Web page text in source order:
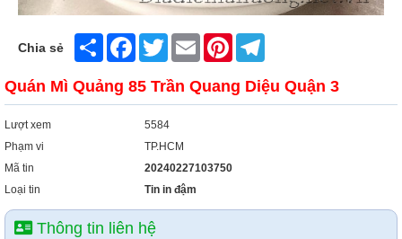
Chia sẻ Share FacebookTwitter Email Pinterest
Quán Mì Quảng 85 Trần Quang Diệu Quận 3
Lượt xem
5584
Phạm vi
TP.HCM
Mã tin
20240227103750
Loại tin
Tin in đậm
Thông tin liên hệ